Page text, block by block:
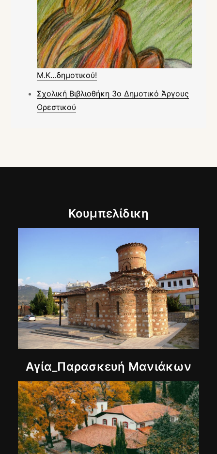
Μ.Κ…δημοτικού!
Σχολική Βιβλιοθήκη 3ο Δημοτικό Άργους
Ορεστικού
Κουμπελίδικη
Αγία_Παρασκευή Μανιάκων